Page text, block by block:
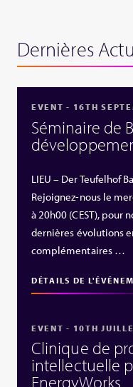
Dernières
EVENT - 16TH
Séminaire de
LIEU – Der Teufelhof
Rejoignez-nous le
à 20h00 (CEST), pour
dernières évolutions
complémentaires …
DÉTAILS DE
EVENT - 10TH
Clinique de
intellectuelle
EnergyWorks